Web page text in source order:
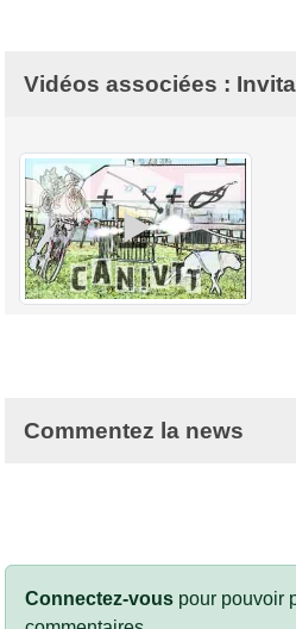
Vidéos associées :
Commentez la news
Connectez-vous pour pouvoir